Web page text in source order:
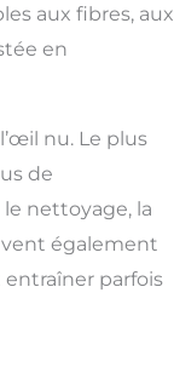
aux fibres, aux
en
nu. Le plus
de
nettoyage, la
également
parfois